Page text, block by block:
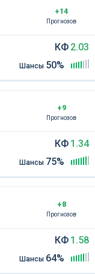
+14
Прогнозов
КФ 2.03
Шансы 50%
+9
Прогнозов
КФ 1.34
Шансы 75%
+8
Прогнозов
КФ 1.58
Шансы 64%